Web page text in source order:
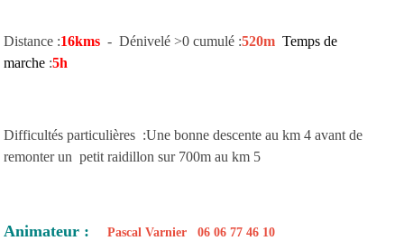
Distance :16kms - Dénivelé >0 cumulé :520m Temps de
marche :5h
Difficultés particulières :Une bonne descente au km 4 avant de
remonter un petit raidillon sur 700m au km 5
Animateur : Pascal Varnier 06 06 77 46 10